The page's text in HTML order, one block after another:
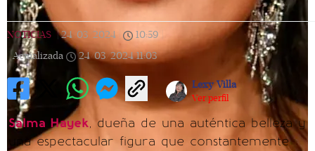
NOTICIAS | 24/03/2024 10:59
Actualizada
24/03/2024 11:03
Lexy Villa
Ver perfil
Salma Hayek, dueña de una auténtica belleza y
una espectacular figura que constantemente